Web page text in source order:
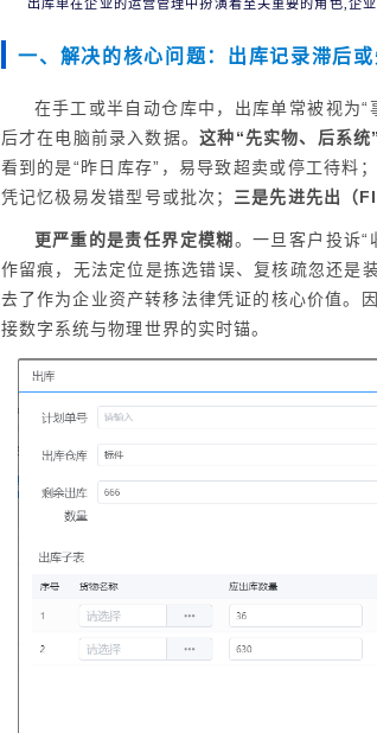
出库单在企业的运营管理中扮演着至关重要的角色,企
一、解决的核心问题：出库记录滞后
在手工或半自动仓库中，出库单常被视为
后才在电脑前录入数据。这种“先实物、后系
看到的是“昨日库存”，易导致超卖或停工待料；
凭记忆极易发错型号或批次； 三是先进先出（
更严重的是责任界定模糊。一旦客户投诉“
作留痕，无法定位是拣选错误、复核疏忽还是装
去了作为企业资产转移法律凭证的核心价值。因
接数字系统与物理世界的实时锚。